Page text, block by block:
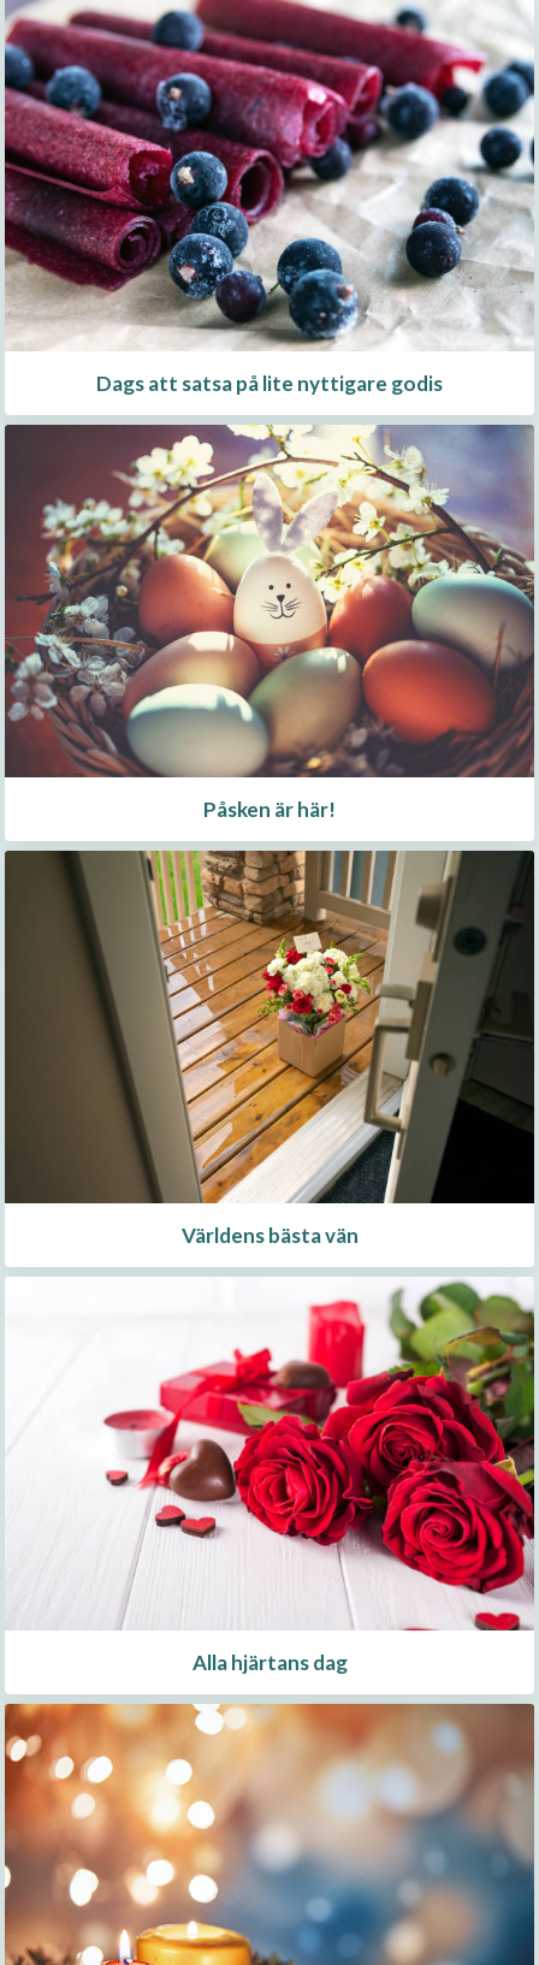
Dags att satsa på lite nyttigare godis
Påsken är här!
Världens bästa vän
Alla hjärtans dag